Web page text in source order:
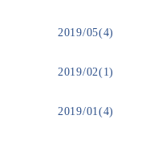
2019/05(4)
2019/02(1)
2019/01(4)